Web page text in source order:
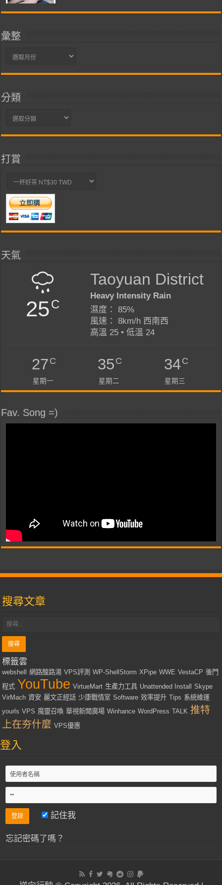
彙整
彙
分類
分
打賞
天氣
25C
Taoyuan District
Heavy Intensity Rain
濕度： 85%
風速： 8km/h 西南西
高溫 25 • 低溫 24
27C
星期一
35C
星期二
34C
星期三
Fav. Song =)
搜尋文章
標籤雲
webshell 網路酸路湯 VPS評測 WP-ShellStorm XPipe WWE VestaCP 後門
程式 YouTube VirtueMart 生產力工具 Unattended Install
Skype
VirMach 資安 麗文正經話 少康戰情室 Software 效率提升 Tips 系統維運
yourls VPS 魔靈召喚 華視新聞廣場 Winhance WordPress TALK 推特
上在夯什麼 VPS優惠
登入
記住我
忘記密碼了嗎？